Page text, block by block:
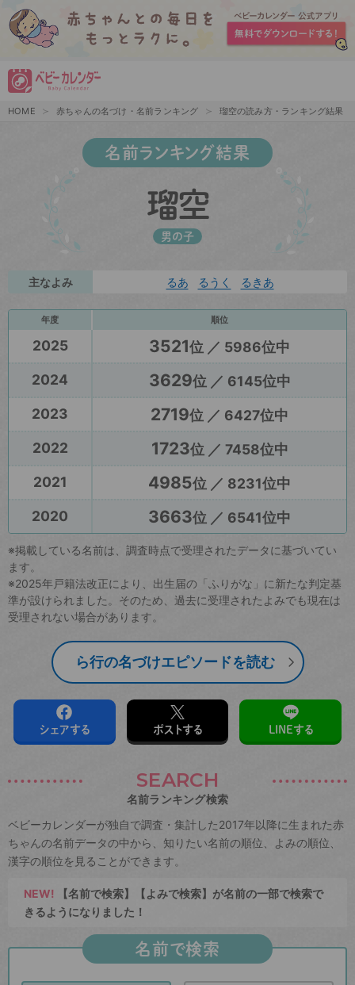
HOME 赤ちゃんの名づけ・名前ランキング 瑠空の読み方・ランキング結果
名前ランキング結果
瑠空
男の子
主なよみ るあ るうく るきあ
年度 順位
2025 3521位 ／ 5986位中
2024
3629位 ／ 6145位中
2023
2719位 ／ 6427位中
2022
1723位 ／ 7458位中
2021
4985位 ／ 8231位中
2020
3663位 ／ 6541位中
※掲載している名前は、調査時点で受理されたデータに基づいてい
ます。
※2025年戸籍法改正により、出生届の「ふりがな」に新たな判定基
準が設けられました。そのため、過去に受理されたよみでも現在は
受理されない場合があります。
ら行の名づけエピソードを読む
シェアする ポストする LINEする
SEARCH
名前ランキング検索
ベビーカレンダーが独自で調査・集計した2017年以降に生まれた赤
ちゃんの名前データの中から、知りたい名前の順位、よみの順位、
漢字の順位を見ることができます。
NEW! 【名前で検索】【よみで検索】が名前の一部で検索で
きるようになりました！
名前で検索